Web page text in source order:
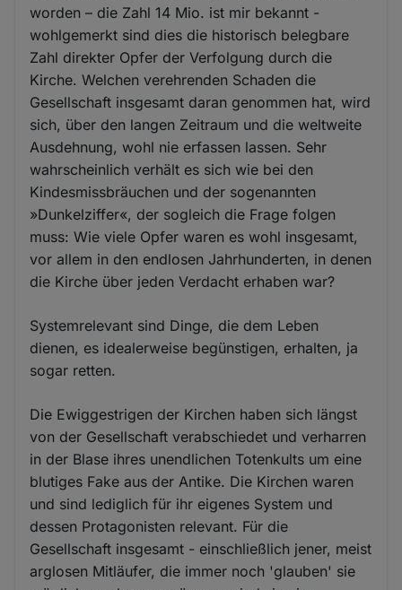
worden – die Zahl 14 Mio. ist mir bekannt -
wohlgemerkt sind dies die historisch belegbare
Zahl direkter Opfer der Verfolgung durch die
Kirche. Welchen verehrenden Schaden die
Gesellschaft insgesamt daran genommen hat, wird
sich, über den langen Zeitraum und die weltweite
Ausdehnung, wohl nie erfassen lassen. Sehr
wahrscheinlich verhält es sich wie bei den
Kindesmissbräuchen und der sogenannten
»Dunkelziffer«, der sogleich die Frage folgen
muss: Wie viele Opfer waren es wohl insgesamt,
vor allem in den endlosen Jahrhunderten, in denen
die Kirche über jeden Verdacht erhaben war?
Systemrelevant sind Dinge, die dem Leben
dienen, es idealerweise begünstigen, erhalten, ja
sogar retten.
Die Ewiggestrigen der Kirchen haben sich längst
von der Gesellschaft verabschiedet und verharren
in der Blase ihres unendlichen Totenkults um eine
blutiges Fake aus der Antike. Die Kirchen waren
und sind lediglich für ihr eigenes System und
dessen Protagonisten relevant. Für die
Gesellschaft insgesamt - einschließlich jener, meist
arglosen Mitläufer, die immer noch 'glauben' sie